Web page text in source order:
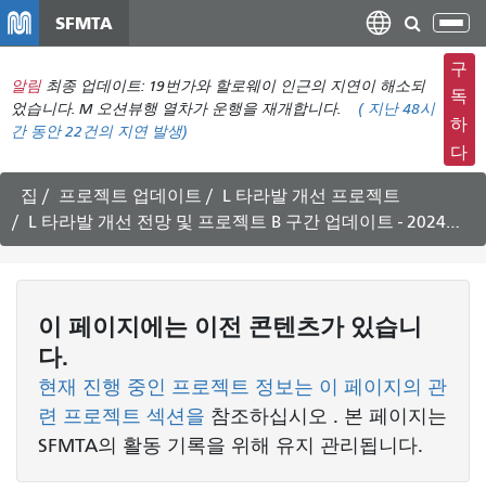
텐
츠
건
너
뛰
기
SFMTA
탐
색
메
뉴
전
환
알림 최종 업데이트: 19번가와 할로웨이 인근의 지연이 해소되
었습니다. M 오션뷰행 열차가 운행을 재개합니다.
( 지난 48시
간 동안22건의 지연 발생)
구
독
하
다
집 프로젝트 업데이트
L 타라발 개선 프로젝트
L 타라발 개선 전망 및 프로젝트 B 구간 업데이트 - 2024년 2월 12일 ~ 24일
이 페이지에는 이전 콘텐츠가 있습니
다.
현재 진행 중인 프로젝트 정보는 이 페이지의 관
련 프로젝트 섹션을 참조하십시오 . 본 페이지는
SFMTA의 활동 기록을 위해 유지 관리됩니다.